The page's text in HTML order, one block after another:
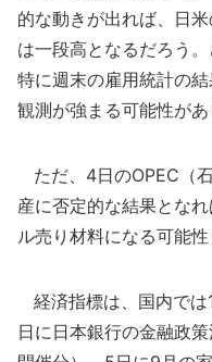
的な動きが出れば、日
は一段高となるだろう
特に週末の雇用統計の
観測が強まる可能性があ
ただ、4日のOPEC（
産に否定的な結果とな
ル売り材料になる可能性
経済指標は、国内では
日に日本銀行の金融政